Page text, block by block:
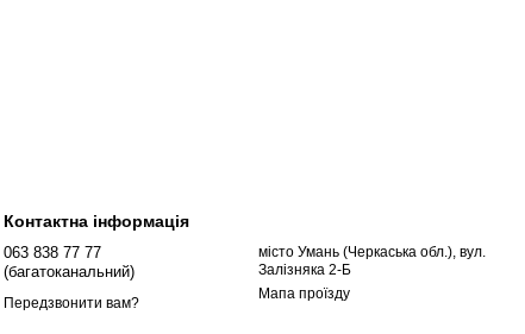
Контактна інформація
063 838 77 77
(багатоканальний)
Передзвонити вам?
місто Умань (Черкаська обл.), вул.
Залізняка 2-Б
Мапа проїзду